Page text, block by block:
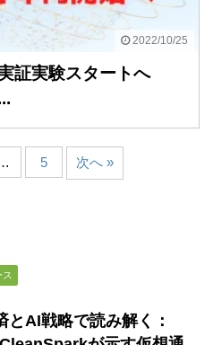
2022/10/25
証実験スタートへ
5 次へ »
とAI戦略で読み解く：